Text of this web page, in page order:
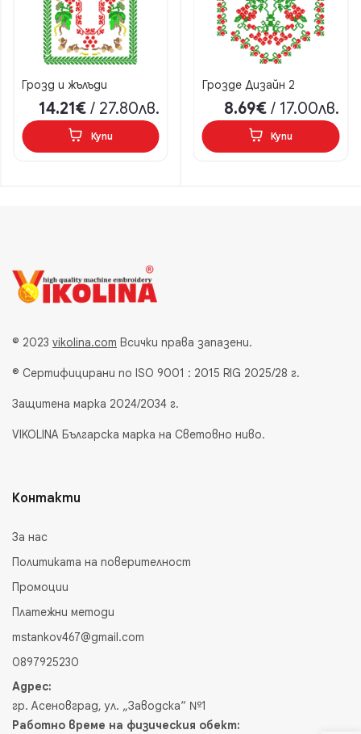
14.21€ / 27.80лв.
Грозд и жълъди
Купи
8.69€ / 17.00лв.
Грозде Дизайн 2
Купи
© 2023 vikolina.com Всички права запазени.
® Сертифицирани по ISO 9001 : 2015 RIG 2025/28 г.
Защитена марка 2024/2034 г.
VIKOLINA Българска марка на Световно ниво.
Контакти
За нас
Политиката на поверителност
Промоции
Платежни методи
mstankov467@gmail.com
0897925230
Адрес:
гр. Асеновград, ул. „Заводска“ №1
Работно време на физическия обект: